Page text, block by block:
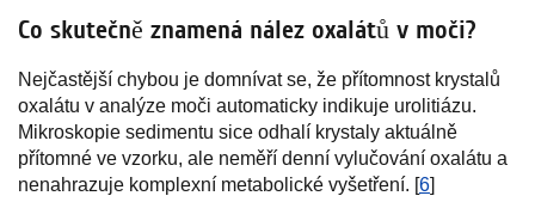
Co skutečně znamená nález oxalátů v moči?
Nejčastější chybou je domnívat se, že přítomnost krystalů
oxalátu v analýze moči automaticky indikuje urolitiázu.
Mikroskopie sedimentu sice odhalí krystaly aktuálně
přítomné ve vzorku, ale neměří denní vylučování oxalátu a
nenahrazuje komplexní metabolické vyšetření. [6]